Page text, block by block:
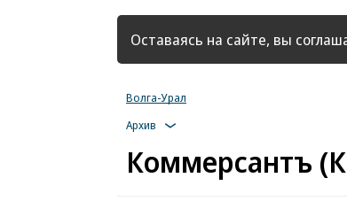
страница
Оставаясь на сайте, вы
Волга-Урал
Архив
Коммерсантъ